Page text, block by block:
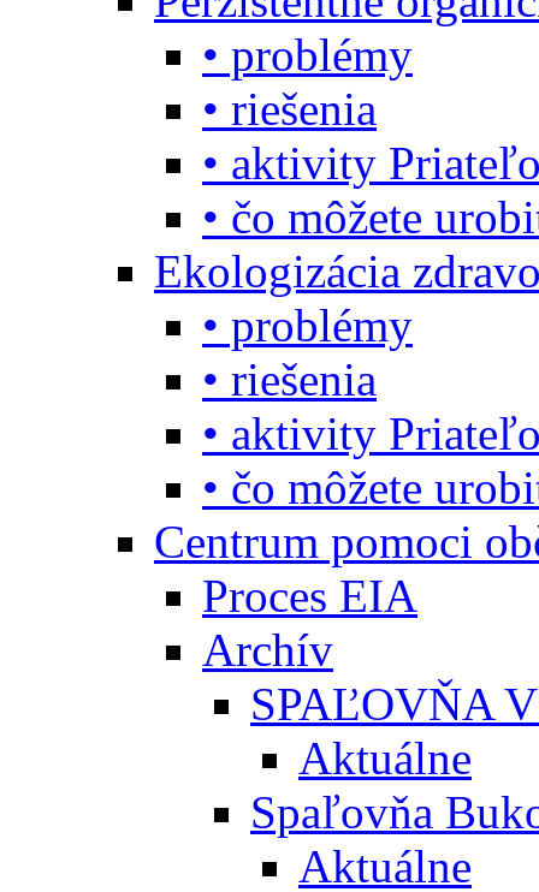
• problémy
• riešenia
• aktivity
• čo môžete
Ekologizácia
• problémy
• riešenia
• aktivity
• čo môžete
Centrum pomoci
Proces EIA
Archív
SPAĽOVŇA
Aktuálne
Spaľovňa
Aktuálne